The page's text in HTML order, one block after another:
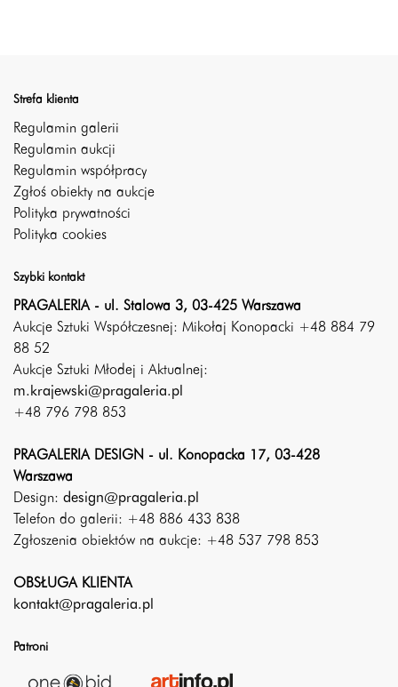
Strefa klienta
Regulamin galerii
Regulamin aukcji
Regulamin współpracy
Zgłoś obiekty na aukcje
Polityka prywatności
Polityka cookies
Szybki kontakt
PRAGALERIA - ul. Stalowa 3, 03-425 Warszawa
Aukcje Sztuki Współczesnej: Mikołaj Konopacki +48 884 79
88 52
Aukcje Sztuki Młodej i Aktualnej:
m.krajewski@pragaleria.pl
+48 796 798 853
PRAGALERIA DESIGN - ul. Konopacka 17, 03-428
Warszawa
Design: design@pragaleria.pl
Telefon do galerii: +48 886 433 838
Zgłoszenia obiektów na aukcje: +48 537 798 853
OBSŁUGA KLIENTA
kontakt@pragaleria.pl
Patroni